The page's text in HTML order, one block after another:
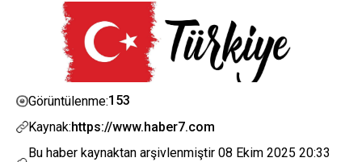
Görüntülenme:153
Kaynak:https://www.haber7.com
Bu haber kaynaktan arşivlenmiştir 08 Ekim 2025 20:33